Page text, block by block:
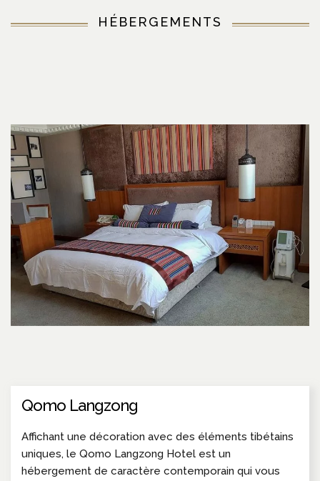
HÉBERGEMENTS
Qomo Langzong
Affichant une décoration avec des éléments tibétains
uniques, le Qomo Langzong Hotel est un
hébergement de caractère contemporain qui vous